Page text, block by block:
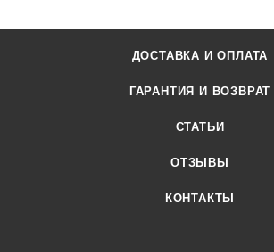
ДОСТАВКА И ОПЛАТА
ГАРАНТИЯ И ВОЗВРАТ
СТАТЬИ
ОТЗЫВЫ
КОНТАКТЫ